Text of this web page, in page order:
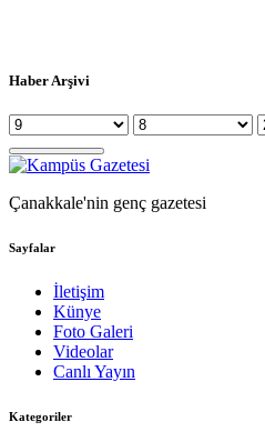
Haber Arşivi
Çanakkale'nin genç gazetesi
Sayfalar
İletişim
Künye
Foto Galeri
Videolar
Canlı Yayın
Kategoriler